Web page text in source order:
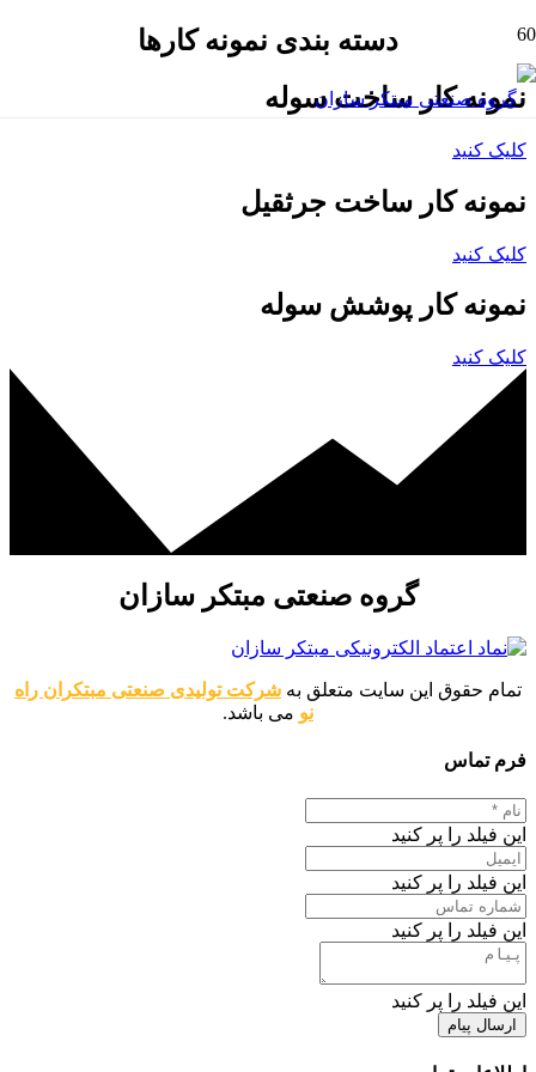
دسته بندی نمونه کارها
نمونه کار ساخت سوله
کلیک کنید
نمونه کار ساخت جرثقیل
کلیک کنید
نمونه کار پوشش سوله
کلیک کنید
گروه صنعتی مبتکر سازان
تمام حقوق این سایت متعلق به شرکت تولیدی صنعتی مبتکران راه
نو می باشد.
فرم تماس
این فیلد را پر کنید
این فیلد را پر کنید
این فیلد را پر کنید
این فیلد را پر کنید
ارسال پیام